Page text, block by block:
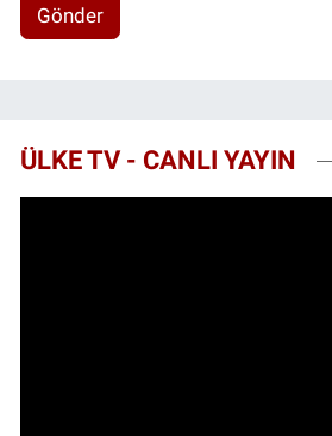
Gönder
ÜLKE TV - CANLI YAYIN